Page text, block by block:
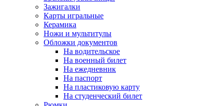
Зажигалки
Карты игральные
Керамика
Ножи и мультитулы
Обложки документов
На водительское
На военный билет
На ежедневник
На паспорт
На пластиковую карту
На студенческий билет